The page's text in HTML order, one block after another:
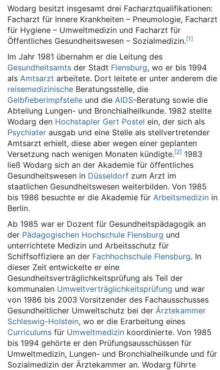
Wodarg besitzt insgesamt drei Facharztqualifikationen:
Facharzt für Innere Krankheiten – Pneumologie, Facharzt
für Hygiene – Umweltmedizin und Facharzt für
Öffentliches Gesundheitswesen – Sozialmedizin.[1]
Im Jahr 1981 übernahm er die Leitung des
Gesundheitsamts der Stadt Flensburg, wo er bis 1994
als Amtsarzt arbeitete. Dort leitete er unter anderem die
reisemedizinische Beratungsstelle, die
Gelbfieberimpfstelle und die AIDS-Beratung sowie die
Abteilung Lungen- und Bronchialheilkunde. 1982 stellte
Wodarg den Hochstapler Gert Postel ein, der sich als
Psychiater ausgab und eine Stelle als stellvertretender
Amtsarzt erhielt, diese aber wegen einer geplanten
Versetzung nach wenigen Monaten kündigte.[2] 1983
ließ Wodarg sich an der Akademie für öffentliches
Gesundheitswesen in Düsseldorf zum Arzt im
staatlichen Gesundheitswesen weiterbilden. Von 1985
bis 1986 besuchte er die Akademie für Arbeitsmedizin in
Berlin.
Ab 1985 war er Dozent für Gesundheitspädagogik an
der Pädagogischen Hochschule Flensburg und
unterrichtete Medizin und Arbeitsschutz für
Schiffsoffiziere an der Fachhochschule Flensburg. In
dieser Zeit entwickelte er eine
Gesundheitsverträglichkeitsprüfung als Teil der
kommunalen Umweltverträglichkeitsprüfung und war
von 1986 bis 2003 Vorsitzender des Fachausschusses
Gesundheitlicher Umweltschutz bei der Ärztekammer
Schleswig-Holstein, wo er die Erarbeitung eines
Curriculums für Umweltmedizin koordinierte. Von 1985
bis 1994 gehörte er den Prüfungsausschüssen für
Umweltmedizin, Lungen- und Bronchialheilkunde und für
Sozialmedizin der Ärztekammer an. Wodarg führte